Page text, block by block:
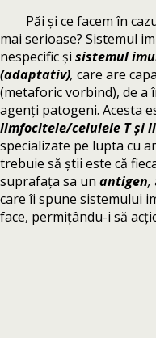
Păi și ce facem în
mai serioase? Sistemul
nespecific și sistemul
(adaptativ), care are
(metaforic vorbind), de a
agenți patogeni. Acesta
limfocitele/celulele T și
specializate pe lupta cu
trebuie să știi este că
suprafața sa un antigen,
care îi spune sistemului
face, permițându-i să